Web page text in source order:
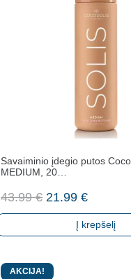
Savaiminio įdegio putos
MEDIUM, 20…
43.99€ Original
price
21.99€Current
price
is:
Į krepšelį
AKCIJA!